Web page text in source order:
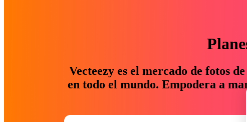
Vecteezy es el mercado de fotos
en todo el mundo. Empodera a